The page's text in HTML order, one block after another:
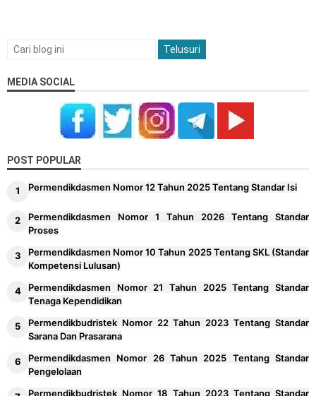
MEDIA SOCIAL
POST POPULAR
Permendikdasmen Nomor 12 Tahun 2025 Tentang Standar Isi
Permendikdasmen Nomor 1 Tahun 2026 Tentang Standar
Proses
Permendikdasmen Nomor 10 Tahun 2025 Tentang SKL (Standar
Kompetensi Lulusan)
Permendikdasmen Nomor 21 Tahun 2025 Tentang Standar
Tenaga Kependidikan
Permendikbudristek Nomor 22 Tahun 2023 Tentang Standar
Sarana Dan Prasarana
Permendikdasmen Nomor 26 Tahun 2025 Tentang Standar
Pengelolaan
Permendikbudristek Nomor 18 Tahun 2023 Tentang Standar